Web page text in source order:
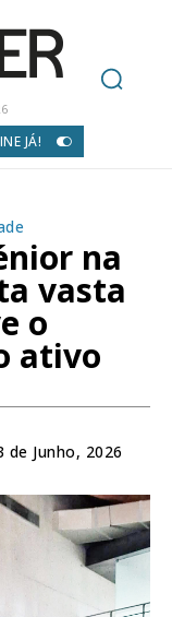
JÁ!
na
vasta
o
ativo
de Junho, 2026